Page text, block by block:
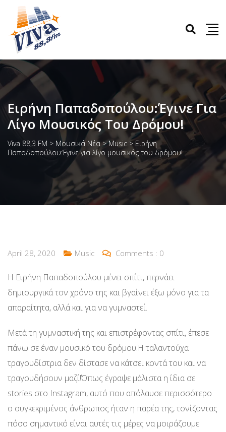
Ειρήνη Παπαδοπούλου:Έγινε Για
Λίγο Μουσικός Του Δρόμου!
Viva 88,3 FM > Μουσικά Νέα>Music > Ειρήνη
Παπαδοπούλου:Έγινε για λίγο μουσικός του δρόμου!
April 28, 2020 Music Comments : 0
Η Ειρήνη Παπαδοπούλου μένει σπίτι, περνάει
δημιουργικά τον χρόνο της και βγαίνει έξω μόνο για τα
απαραίτητα, αλλά και για να γυμναστεί.
Mετά τη γυμναστική της και επιστρέφοντας σπίτι, έπεσε
πάνω σε έναν μουσικό του δρόμου.Η ταλαντούχα
τραγουδίστρια δεν δίστασε να κάτσει κοντά του και να
τραγουδήσουν μαζί!Όπως έγραψε μάλιστα η ίδια σε
stories στο Instagram, αυτό που απόλαυσε περισσότερο
ο συγκεκριμένος άνθρωπος ήταν η παρέα της, τονίζοντας
πόσο σημαντικό είναι αυτές τις μέρες να μοιράζουμε